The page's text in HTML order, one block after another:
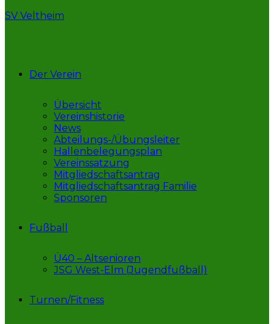
SV Veltheim
Der Verein
Übersicht
Vereinshistorie
News
Abteilungs-/Übungsleiter
Hallenbelegungsplan
Vereinssatzung
Mitgliedschaftsantrag
Mitgliedschaftsantrag Familie
Sponsoren
Fußball
Ü40 – Altsenioren
JSG West-Elm (Jugendfußball)
Turnen/Fitness